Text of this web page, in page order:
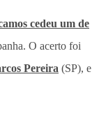
cedeu um de
O acerto foi
Pereira (SP), e